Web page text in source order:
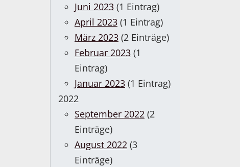
Juni 2023 (1 Eintrag)
April 2023 (1 Eintrag)
März 2023 (2 Einträge)
Februar 2023 (1
Eintrag)
Januar 2023 (1 Eintrag)
2022
September 2022 (2
Einträge)
August 2022 (3
Einträge)